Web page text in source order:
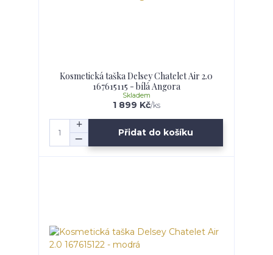
Kosmetická taška Delsey Chatelet Air 2.0
167615115 - bílá Angora
1 899 Kč/ks
Skladem
Přidat do košíku